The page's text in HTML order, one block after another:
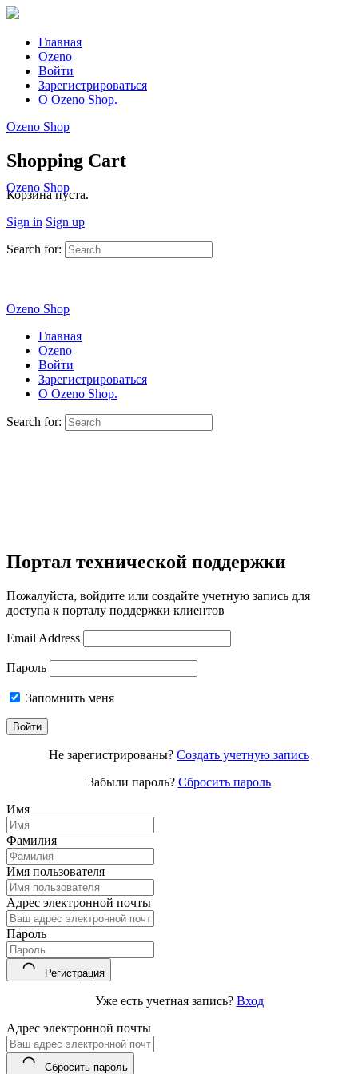
Главная
Ozeno
Войти
Зарегистрироваться
О Ozeno Shop.
Ozeno Shop
Shopping Cart
Корзина пуста.
Sign in Sign up
Ozeno Shop
Search for:
Ozeno Shop
Главная
Ozeno
Войти
Зарегистрироваться
О Ozeno Shop.
Search for:
Портал технической поддержки
Пожалуйста, войдите или создайте учетную запись для
доступа к порталу поддержки клиентов
Email Address
Пароль
Запомнить меня
Не зарегистрированы? Создать учетную запись
Забыли пароль? Сбросить пароль
Имя
Фамилия
Имя пользователя
Адрес электронной почты
Пароль
Регистрация
Уже есть учетная запись? Вход
Адрес электронной почты
Сбросить пароль